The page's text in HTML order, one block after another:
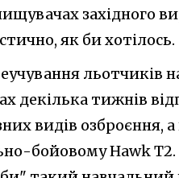
західного
як би хотілось.
льотчиків
декілька тижнів
видів озброєння,
бойовому Hawk T2.